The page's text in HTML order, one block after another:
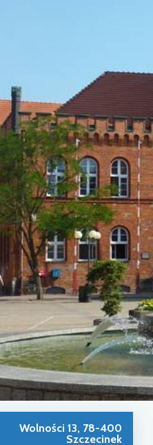
Wolności 13, 78-400
Szczecinek